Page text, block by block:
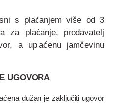
s plaćanjem više od 3
za plaćanje, prodavatelj
a uplaćenu jamčevinu
UGOVORA
dužan je zaključiti ugovor